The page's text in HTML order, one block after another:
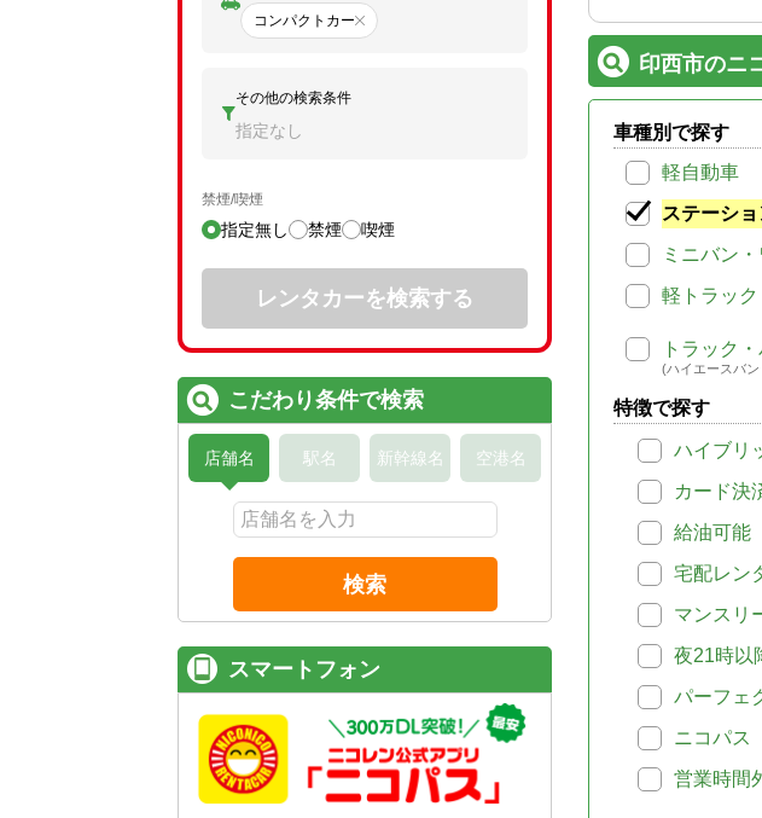
印西市のニ
車種別で探す
軽自動車
ステーシ
ミニバン
軽トラッ
トラック
(ハイエースバ
特徴で探す
ハイブリ
カード決
給油可能
宅配レン
マンスリ
夜21時以
パーフェ
ニコパス
営業時間
コンパクトカー
その他の検索条件
指定なし
禁煙/喫煙
指定無し 禁煙 喫煙
レンタカーを検索する
こだわり条件で検索
店舗名 駅名 新幹線名 空港名
検索
スマートフォン